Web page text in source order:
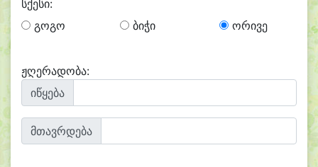
სქესი:
გოგო
ბიჭი ორივე
ჟღერადობა:
იწყება
მთავრდება